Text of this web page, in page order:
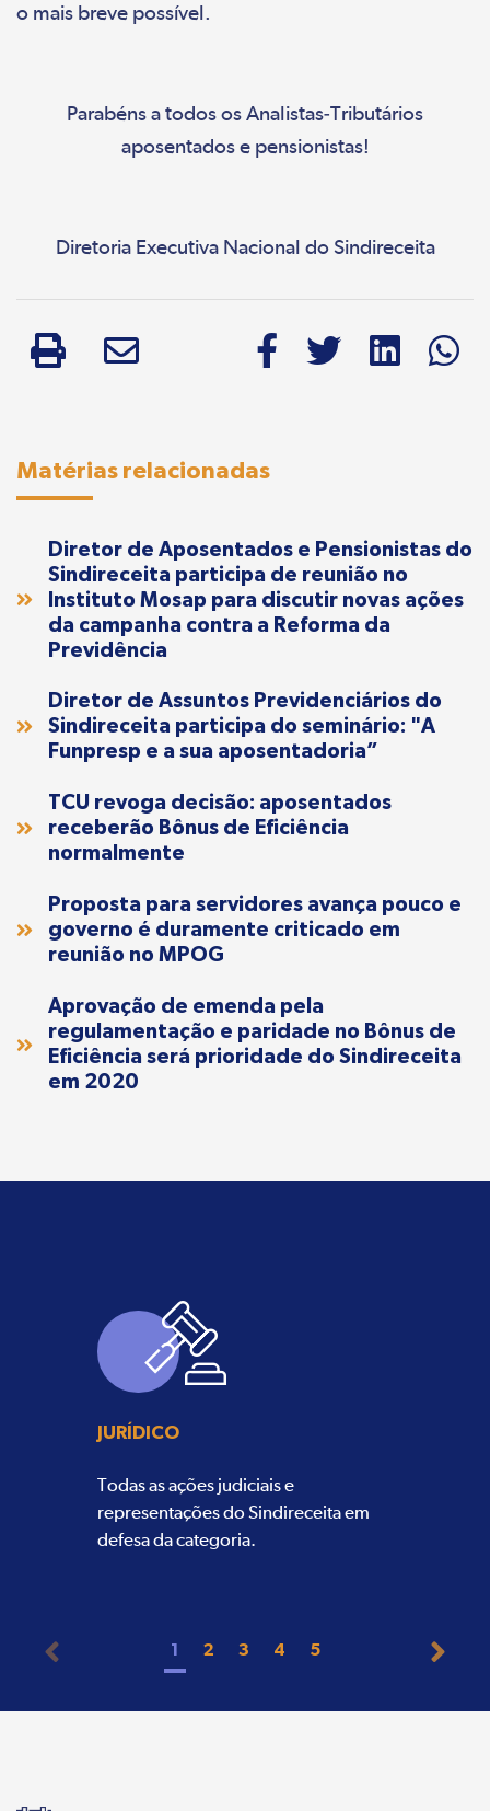
o mais breve possível.
Parabéns a todos os Analistas-Tributários
aposentados e pensionistas!
Diretoria Executiva Nacional do Sindireceita
Matérias relacionadas
Diretor de Aposentados e Pensionistas do
Sindireceita participa de reunião no
Instituto Mosap para discutir novas ações
da campanha contra a Reforma da
Previdência
Diretor de Assuntos Previdenciários do
Sindireceita participa do seminário: "A
Funpresp e a sua aposentadoria”
TCU revoga decisão: aposentados
receberão Bônus de Eficiência
normalmente
Proposta para servidores avança pouco e
governo é duramente criticado em
reunião no MPOG
Aprovação de emenda pela
regulamentação e paridade no Bônus de
Eficiência será prioridade do Sindireceita
em 2020
JURÍDICO
Todas as ações judiciais e
representações do Sindireceita em
defesa da categoria.
1 2 3 4 5